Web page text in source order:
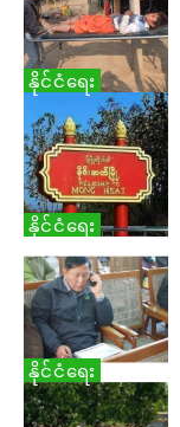
နိုင်ငံရေး
နိုင်ငံရေး
နိုင်ငံရေး